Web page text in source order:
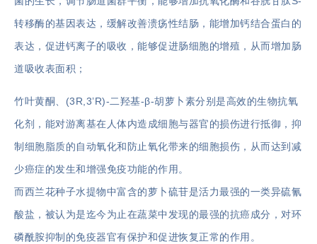
转移酶的基因表达，缓解改善溃疡性结肠，能增加钙结合蛋白的
表达，促进钙离子的吸收，能够促进肠细胞的增殖，从而增加肠
道吸收表面积；
竹叶黄酮、(3R,3’R)-二羟基-β-胡萝卜素分别是高效的生物抗氧
化剂，能对游离基在人体内造成细胞与器官的损伤进行抵御，抑
制细胞脂质的自动氧化和防止氧化带来的细胞损伤，从而达到减
少癌症的发生和增强免疫功能的作用。
而西兰花种子水提物中富含的萝卜硫苷是活力最强的一类异硫氰
酸盐，被认为是迄今为止在蔬菜中发现的最强的抗癌成分，对环
磷酰胺抑制的免疫器官有保护和促进恢复正常的作用。